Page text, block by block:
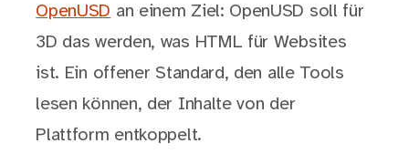
OpenUSD an einem Ziel: OpenUSD soll für
3D das werden, was HTML für Websites
ist. Ein offener Standard, den alle Tools
lesen können, der Inhalte von der
Plattform entkoppelt.